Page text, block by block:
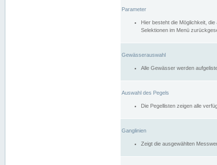
Parameter
Hier besteht die Möglichkeit,
Selektionen im Menü
Gewässerauswahl
Alle Gewässer werden
Auswahl des Pegels
Die Pegellisten zeigen alle
Ganglinien
Zeigt die ausgewählten